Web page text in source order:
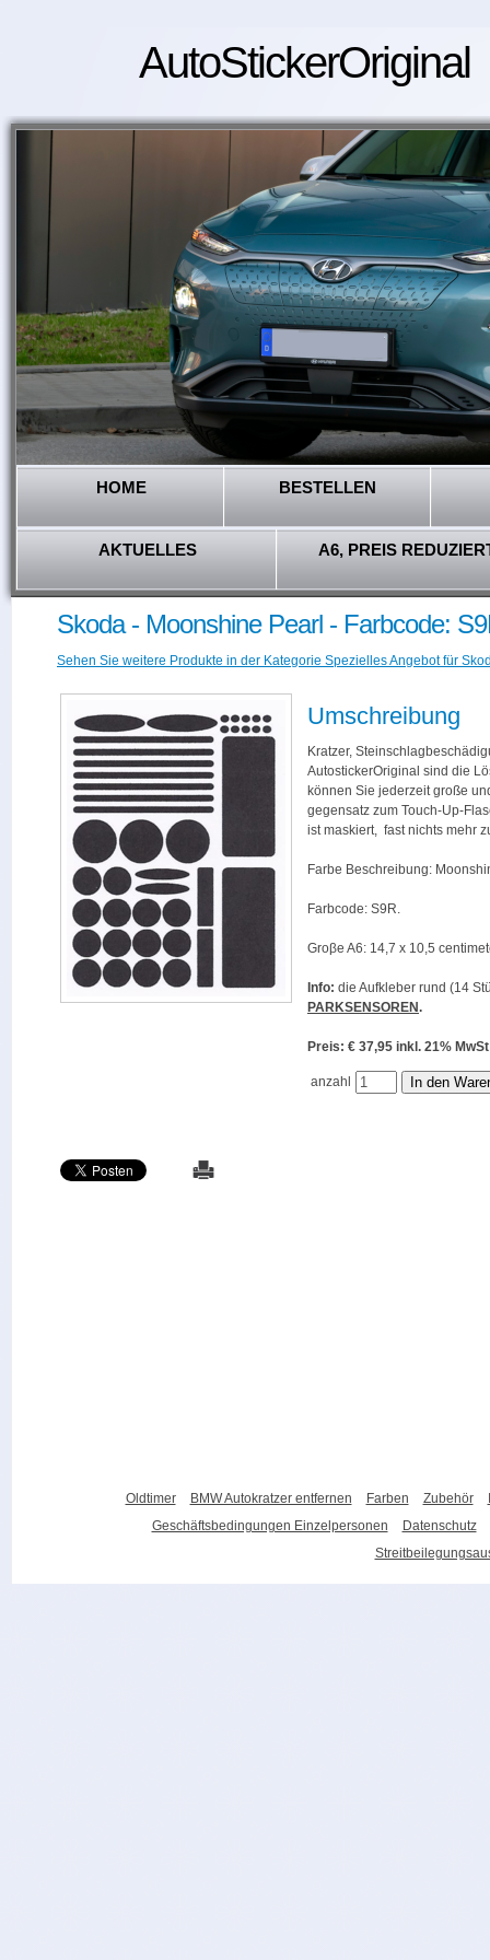
AutoStickerOriginal
HOME BESTELLEN
AKTUELLES A6, PREIS
Skoda - Moonshine Pearl - Farbcode:
Sehen Sie weitere Produkte in der Kategorie Spezielles Angebot für
Umschreibung
Kratzer,
AutostickerOriginal sind die
können Sie jederzeit große
gegensatz zum Touch-Up-
ist maskiert, fast nichts mehr
Farbe Beschreibung:
Farbcode: S9R.
Groβe A6: 14,7 x 10,5
Info: die Aufkleber rund (14
PARKSENSOREN.
Preis: € 37,95 inkl. 21%
anzahl
Oldtimer BMW Autokratzer entfernen Farben Zubehör
Geschäftsbedingungen Einzelpersonen
Datenschutz